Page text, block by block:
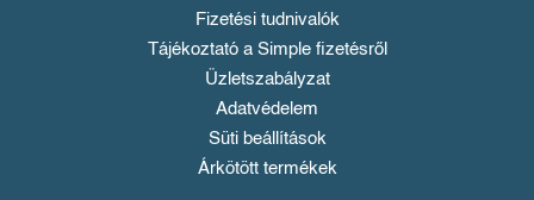
Fizetési tudnivalók
Tájékoztató a Simple fizetésről
Üzletszabályzat
Adatvédelem
Süti beállítások
Árkötött termékek